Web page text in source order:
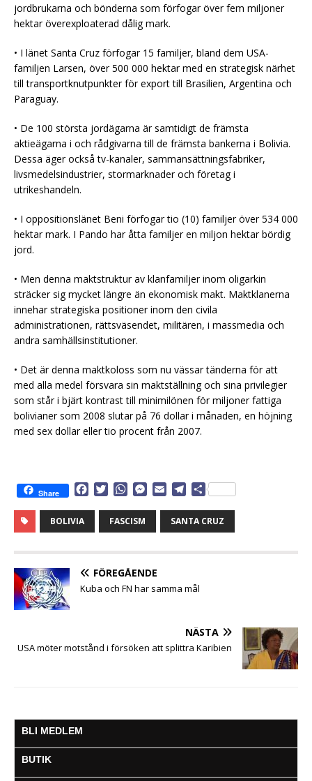
jordbrukarna och bönderna som förfogar över fem miljoner
hektar överexploaterad dålig mark.
• I länet Santa Cruz förfogar 15 familjer, bland dem USA-
familjen Larsen, över 500 000 hektar med en strategisk närhet
till transportknutpunkter för export till Brasilien, Argentina och
Paraguay.
• De 100 största jordägarna är samtidigt de främsta
aktieägarna i och rådgivarna till de främsta bankerna i Bolivia.
Dessa äger också tv-kanaler, sammansättningsfabriker,
livsmedelsindustrier, stormarknader och företag i
utrikeshandeln.
• I oppositionslänet Beni förfogar tio (10) familjer över 534 000
hektar mark. I Pando har åtta familjer en miljon hektar bördig
jord.
• Men denna maktstruktur av klanfamiljer inom oligarkin
sträcker sig mycket längre än ekonomisk makt. Maktklanerna
innehar strategiska positioner inom den civila
administrationen, rättsväsendet, militären, i massmedia och
andra samhällsinstitutioner.
• Det är denna maktkoloss som nu vässar tänderna för att
med alla medel försvara sin maktställning och sina privilegier
som står i bjärt kontrast till minimilönen för miljoner fattiga
bolivianer som 2008 slutar på 76 dollar i månaden, en höjning
med sex dollar eller tio procent från 2007.
Share
e
o
k
i
t
r
W
a
t
p
p
M
s
g
e
a
i
l
e
m
D
l
a
BOLIVIA FASCISM SANTA CRUZ
FÖREGÅENDE
Kuba och FN har samma mål
NÄSTA
USA möter motstånd i försöken att splittra Karibien
BLI MEDLEM
BUTIK